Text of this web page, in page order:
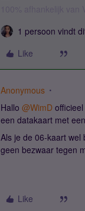
1 persoon vindt
Like
Anonymous
Hallo @WimD
een datakaart met
Als je de 06-kaart
geen bezwaar tegen
Like